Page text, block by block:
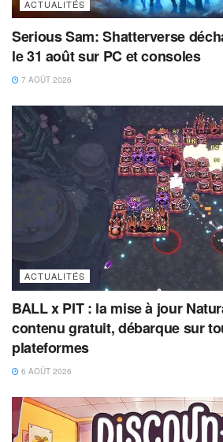
ACTUALITÉS
Serious Sam: Shatterverse
le 31 août sur PC et consoles
7 AOÛT 2026
ACTUALITÉS
BALL x PIT : la mise à jour
contenu gratuit, débarque sur
plateformes
6 AOÛT 2026